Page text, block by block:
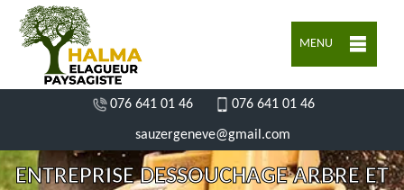
MENU
076 641 01 46 076 641 01 46
sauzergeneve@gmail.com
ENTREPRISE DESSOUCHAGE ARBRE ET